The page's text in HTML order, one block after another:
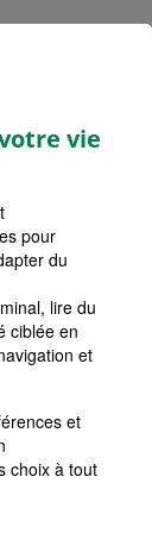
vie
pour
du
lire du
ciblée en
et
et
choix à tout